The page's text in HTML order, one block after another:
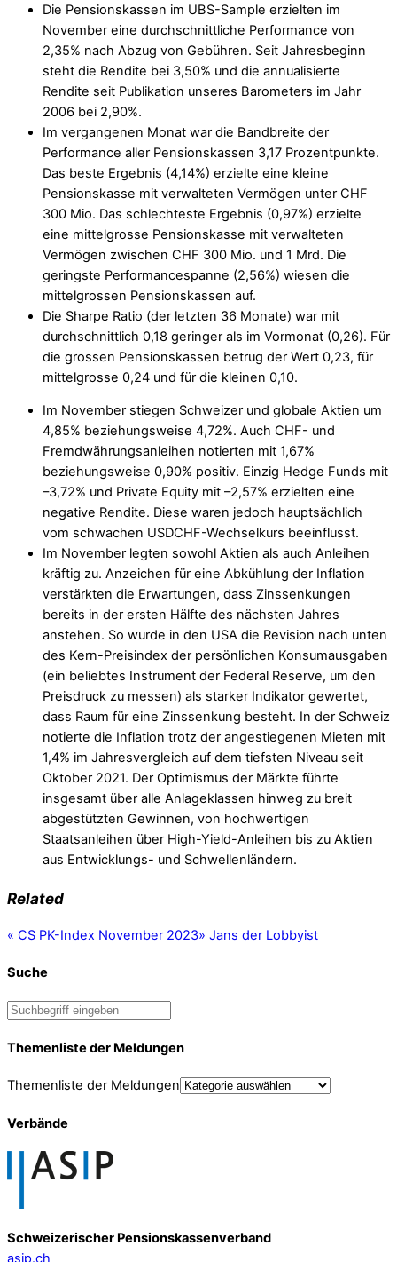
Die Pensionskassen im UBS-Sample erzielten im
November eine durchschnittliche Performance von
2,35% nach Abzug von Gebühren. Seit Jahresbeginn
steht die Rendite bei 3,50% und die annualisierte
Rendite seit Publikation unseres Barometers im Jahr
2006 bei 2,90%.
Im vergangenen Monat war die Bandbreite der
Performance aller Pensionskassen 3,17 Prozentpunkte.
Das beste Ergebnis (4,14%) erzielte eine kleine
Pensionskasse mit verwalteten Vermögen unter CHF
300 Mio. Das schlechteste Ergebnis (0,97%) erzielte
eine mittelgrosse Pensionskasse mit verwalteten
Vermögen zwischen CHF 300 Mio. und 1 Mrd. Die
geringste Performancespanne (2,56%) wiesen die
mittelgrossen Pensionskassen auf.
Die Sharpe Ratio (der letzten 36 Monate) war mit
durchschnittlich 0,18 geringer als im Vormonat (0,26). Für
die grossen Pensionskassen betrug der Wert 0,23, für
mittelgrosse 0,24 und für die kleinen 0,10.
Im November stiegen Schweizer und globale Aktien um
4,85% beziehungsweise 4,72%. Auch CHF- und
Fremdwährungsanleihen notierten mit 1,67%
beziehungsweise 0,90% positiv. Einzig Hedge Funds mit
–3,72% und Private Equity mit –2,57% erzielten eine
negative Rendite. Diese waren jedoch hauptsächlich
vom schwachen USDCHF-Wechselkurs beeinflusst.
Im November legten sowohl Aktien als auch Anleihen
kräftig zu. Anzeichen für eine Abkühlung der Inflation
verstärkten die Erwartungen, dass Zinssenkungen
bereits in der ersten Hälfte des nächsten Jahres
anstehen. So wurde in den USA die Revision nach unten
des Kern-Preisindex der persönlichen Konsumausgaben
(ein beliebtes Instrument der Federal Reserve, um den
Preisdruck zu messen) als starker Indikator gewertet,
dass Raum für eine Zinssenkung besteht. In der Schweiz
notierte die Inflation trotz der angestiegenen Mieten mit
1,4% im Jahresvergleich auf dem tiefsten Niveau seit
Oktober 2021. Der Optimismus der Märkte führte
insgesamt über alle Anlageklassen hinweg zu breit
abgestützten Gewinnen, von hochwertigen
Staatsanleihen über High-Yield-Anleihen bis zu Aktien
aus Entwicklungs- und Schwellenländern.
Related
« CS PK-Index November 2023» Jans der Lobbyist
Suche
Themenliste der Meldungen
Themenliste der Meldungen
Verbände
Schweizerischer Pensionskassenverband
asip.ch